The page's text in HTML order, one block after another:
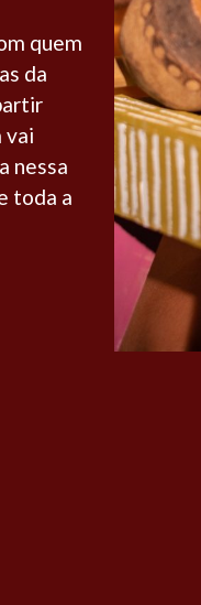
quem
da
vai
nessa
toda a